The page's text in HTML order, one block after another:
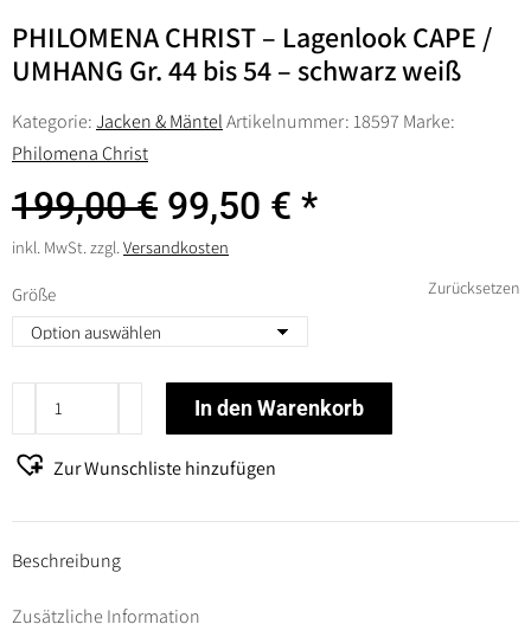
PHILOMENA CHRIST – Lagenlook CAPE /
UMHANG Gr. 44 bis 54 – schwarz weiß
Kategorie:Jacken & MäntelArtikelnummer: 18597 Marke:
Philomena Christ
199,00€ Ursprünglicher
Preis
war:
99,50 € Aktueller
inkl. MwSt. zzgl. Versandkosten
Größe Zurücksetzen
PHILOMENA
CHRIST
CAPE
/
Gr.
In den Warenkorb
Zur Wunschliste hinzufügen
Beschreibung
Zusätzliche Information